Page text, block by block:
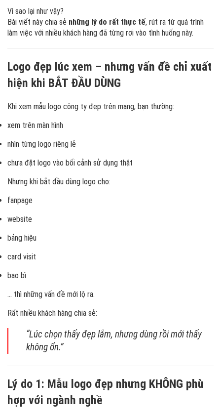
Vì sao lại như vậy?
Bài viết này chia sẻ những lý do rất thực tế, rút ra từ quá trình
làm việc với nhiều khách hàng đã từng rơi vào tình huống này.
Logo đẹp lúc xem – nhưng vấn đề chỉ xuất
hiện khi BẮT ĐẦU DÙNG
Khi xem mẫu logo công ty đẹp trên mạng, bạn thường:
xem trên màn hình
nhìn từng logo riêng lẻ
chưa đặt logo vào bối cảnh sử dụng thật
Nhưng khi bắt đầu dùng logo cho:
fanpage
website
bảng hiệu
card visit
bao bì
… thì những vấn đề mới lộ ra.
Rất nhiều khách hàng chia sẻ:
“Lúc chọn thấy đẹp lắm, nhưng dùng rồi mới thấy
không ổn.”
Lý do 1: Mẫu logo đẹp nhưng KHÔNG phù
hợp với ngành nghề